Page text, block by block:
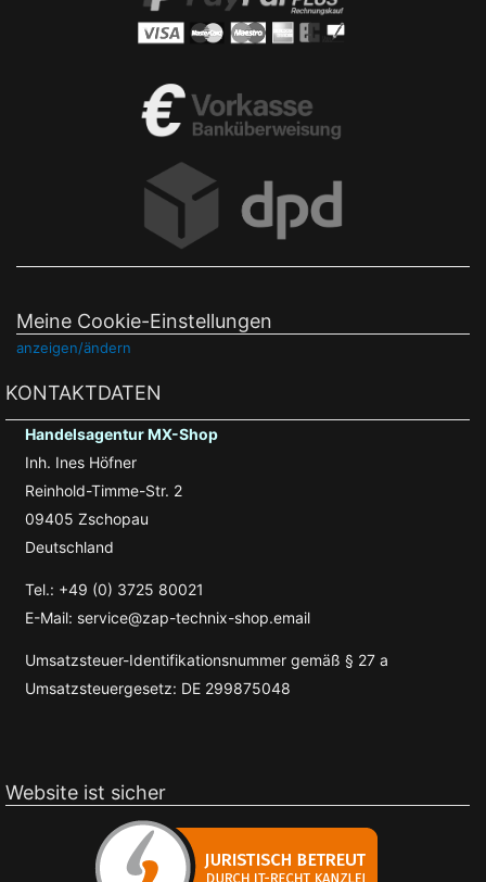
Meine Cookie-Einstellungen
anzeigen/ändern
KONTAKTDATEN
Handelsagentur MX-Shop
Inh. Ines Höfner
Reinhold-Timme-Str. 2
09405 Zschopau
Deutschland
Tel.: +49 (0) 3725 80021
E-Mail: service@zap-technix-shop.email
Umsatzsteuer-Identifikationsnummer gemäß § 27 a
Umsatzsteuergesetz: DE 299875048
Website ist sicher